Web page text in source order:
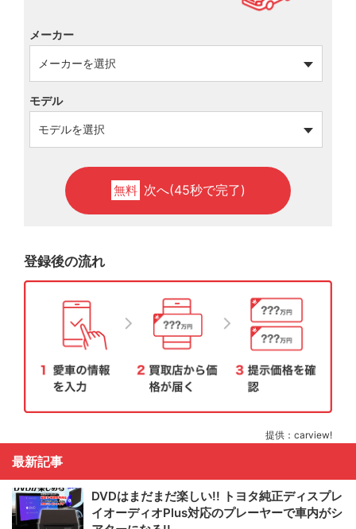
メーカー
モデル
無料 次へ(45秒で完了)
登録後の流れ
提供：carview!
最新記事
DVDはまだまだ楽しい!! トヨタ純正ディスプレ
イオーディオPlus対応のプレーヤーで車内がシ